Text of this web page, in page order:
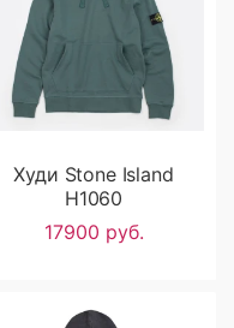
Худи Stone Island
H1060
17900 руб.